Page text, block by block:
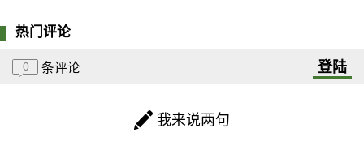
热门评论
0 条评论 登陆
我来说两句